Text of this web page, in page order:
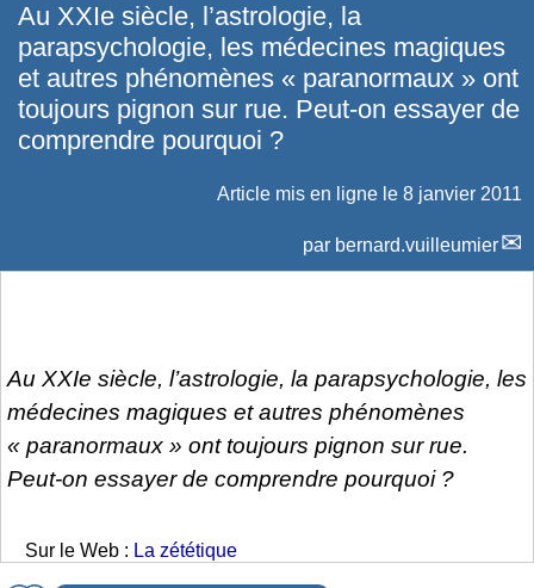
Au XXIe siècle, l’astrologie, la
parapsychologie, les médecines magiques
et autres phénomènes « paranormaux » ont
toujours pignon sur rue. Peut-on essayer de
comprendre pourquoi ?
Article mis en ligne le 8 janvier 2011
par bernard.vuilleumier
Au XXIe siècle, l’astrologie, la parapsychologie, les
médecines magiques et autres phénomènes
« paranormaux » ont toujours pignon sur rue.
Peut-on essayer de comprendre pourquoi ?
Sur le Web : La zététique